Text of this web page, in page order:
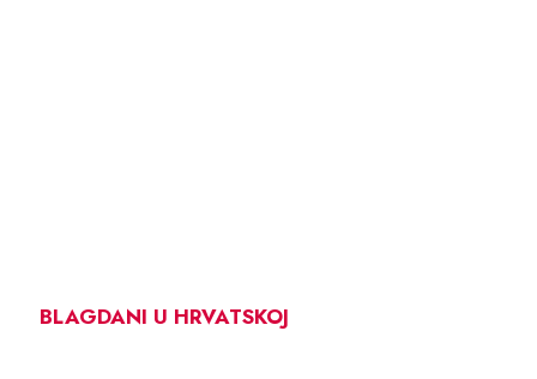
BLAGDANI U HRVATSKOJ